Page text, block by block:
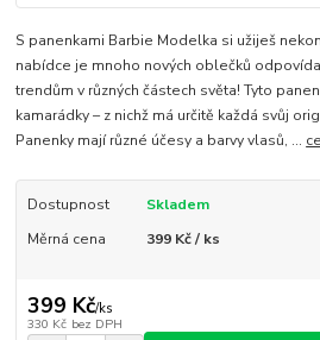
S panenkami Barbie Modelka si užiješ
nabídce je mnoho nových oblečků
trendům v různých částech světa! Tyto
kamarádky – z nichž má určitě každá svůj
Panenky mají různé účesy a barvy vlasů, ...
Dostupnost
Skladem
Měrná cena
399 Kč / ks
399 Kč/ks
330 Kč bez DPH